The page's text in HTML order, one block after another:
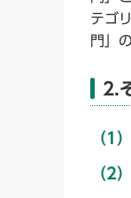
テゴ
門」
2.
（1
（2